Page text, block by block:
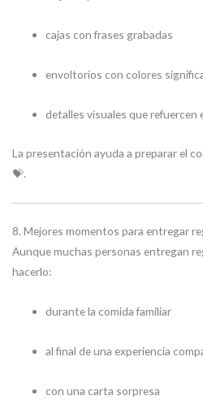
cajas con frases grabadas
envoltorios con colores
detalles visuales que refuercen
La presentación ayuda a preparar el
💝.
8. Mejores momentos para entregar
Aunque muchas personas entregan
hacerlo:
durante la comida familiar
al final de una experiencia
con una carta sorpresa